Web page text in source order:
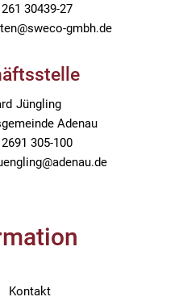
30439-27
gmbh.de
Jüngling
Adenau
305-100
Kontakt